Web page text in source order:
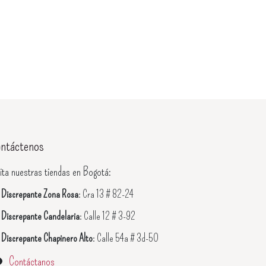
nuestras tiendas en Bogotá:
Discrepante Zona Rosa: Cra 13 # 82-24
Discrepante Candelaria: Calle 12 # 3-92
Discrepante Chapinero Alto: Calle 54a # 3d-50
Contáctanos